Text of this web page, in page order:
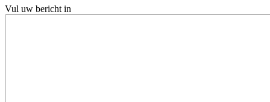
Vul uw bericht in